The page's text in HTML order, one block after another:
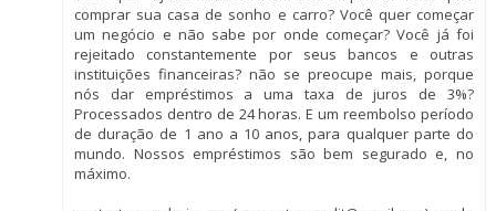
comprar sua casa de sonho e carro? Você quer começar
um negócio e não sabe por onde começar? Você já foi
rejeitado constantemente por seus bancos e outras
instituições financeiras? não se preocupe mais, porque
nós dar empréstimos a uma taxa de juros de 3%?
Processados dentro de 24 horas. E um reembolso período
de duração de 1 ano a 10 anos, para qualquer parte do
mundo. Nossos empréstimos são bem segurado e, no
máximo.